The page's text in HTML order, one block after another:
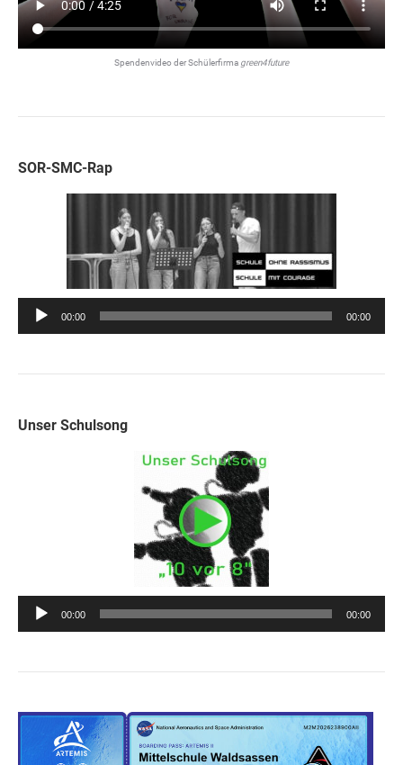
Spendenvideo der Schülerfirma green4future
SOR-SMC-Rap
Audio-
Player
00:00 00:00
Unser Schulsong
Audio-
Player
00:00 00:00